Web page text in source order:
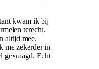
kwam ik bij
terecht.
altijd mee.
me zekerder in
gevraagd. Echt